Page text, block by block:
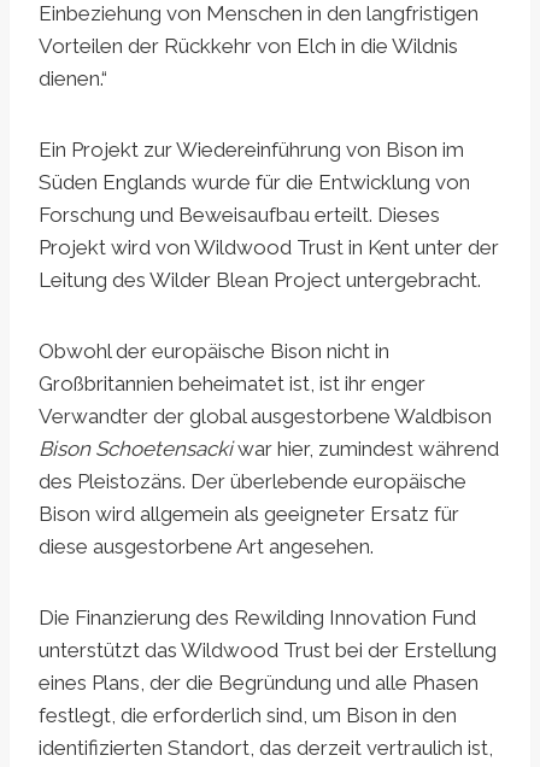
Einbeziehung von Menschen in den langfristigen
Vorteilen der Rückkehr von Elch in die Wildnis
dienen.“
Ein Projekt zur Wiedereinführung von Bison im
Süden Englands wurde für die Entwicklung von
Forschung und Beweisaufbau erteilt. Dieses
Projekt wird von Wildwood Trust in Kent unter der
Leitung des Wilder Blean Project untergebracht.
Obwohl der europäische Bison nicht in
Großbritannien beheimatet ist, ist ihr enger
Verwandter der global ausgestorbene Waldbison
Bison Schoetensackiwar hier, zumindest während
des Pleistozäns. Der überlebende europäische
Bison wird allgemein als geeigneter Ersatz für
diese ausgestorbene Art angesehen.
Die Finanzierung des Rewilding Innovation Fund
unterstützt das Wildwood Trust bei der Erstellung
eines Plans, der die Begründung und alle Phasen
festlegt, die erforderlich sind, um Bison in den
identifizierten Standort, das derzeit vertraulich ist,